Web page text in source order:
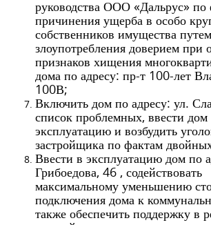
руководства ООО «Дальрус» по
причинения ущерба в особо
собственников имущества путем
злоупотребления доверием при
признаков хищения
дома по адресу: пр-т 100-лет
100В;
Включить дом по адресу: ул.
список проблемных, ввести дом
эксплуатацию и возбудить
застройщика по фактам
Ввести в эксплуатацию дом по
Грибоедова, 46 , содействовать
максимальному уменьшению
подключения дома к
также обеспечить поддержку в